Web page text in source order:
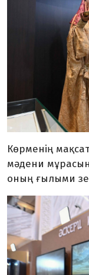
Көрменің
мәдени
оның ғылыми